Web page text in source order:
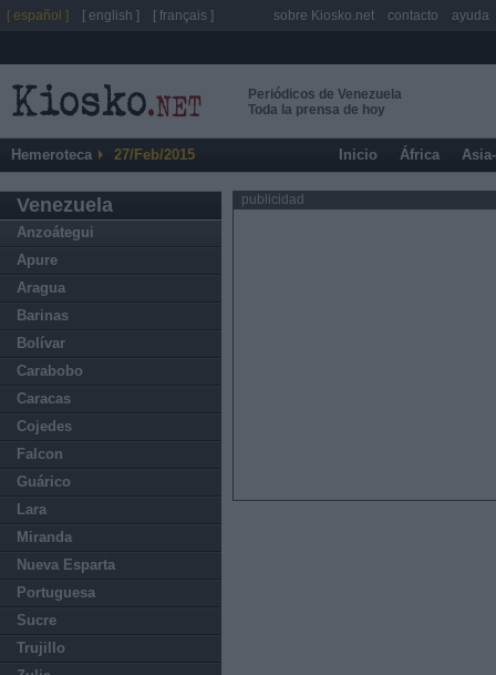
Periódicos de Venezuela
Toda la prensa de hoy
Hemeroteca 27/Feb/2015 Inicio África
Venezuela
Anzoátegui
Apure
Aragua
Barinas
Bolívar
Carabobo
Caracas
Cojedes
Falcon
Guárico
Lara
Miranda
Nueva Esparta
Portuguesa
Sucre
Trujillo
publicidad
[ español ] [ english ] [ français ] sobre Kiosko.net contacto ayuda